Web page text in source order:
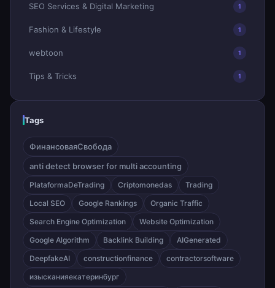
SEO Services & Digital Marketing 1
Fashion & Lifestyle 1
webtoon 1
Tips & Tricks 1
Tags
ФинансоваяСвобода
anti detect browser for multi accounting
PlataformaDeTrading Criptomonedas
Trading
Local SEO
Google Rankings
Organic Traffic
Search Engine Optimization
Website Optimization
Google Algorithm
Backlink Building
AIGenerated
DeepfakeAI
constructionfinance
contractorsoftware
изысканияекатеринбург